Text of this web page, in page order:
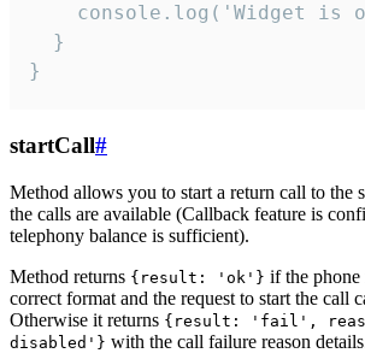
console.log('Widget is
  }
}
startCall#
Method allows you to start a return call to the
the calls are available (Callback feature is
telephony balance is sufficient).
Method returns {result: 'ok'} if the phone
correct format and the request to start the call
Otherwise it returns {result: 'fail',
disabled'} with the call failure reason